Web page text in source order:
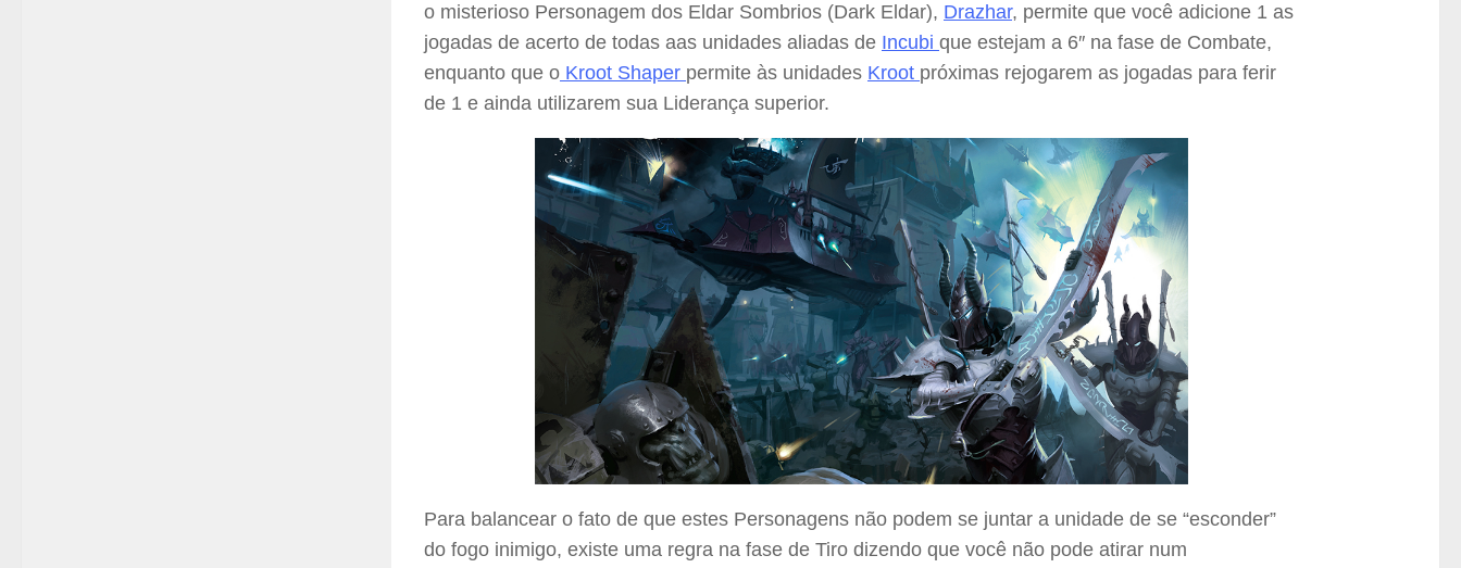
o misterioso Personagem dos Eldar Sombrios (Dark Eldar), Drazhar, permite que você adicione 1 as
jogadas de acerto de todas aas unidades aliadas de Incubi que estejam a 6″ na fase de Combate,
enquanto que o Kroot Shaper permite às unidades Kroot próximas rejogarem as jogadas para ferir
de 1 e ainda utilizarem sua Liderança superior.
Para balancear o fato de que estes Personagens não podem se juntar a unidade de se “esconder”
do fogo inimigo, existe uma regra na fase de Tiro dizendo que você não pode atirar num